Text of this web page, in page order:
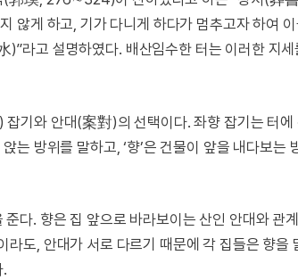
않게 하고, 기가 다니게 하다가 멈추고자 하여
고 설명하였다. 배산임수한 터는 이러한 지세
기와 안대(案對)의 선택이다. 좌향 잡기는 터에
는 방위를 말하고, ‘향’은 건물이 앞을 내다보는
다. 향은 집 앞으로 바라보이는 산인 안대와 관
도, 안대가 서로 다르기 때문에 각 집들은 향을